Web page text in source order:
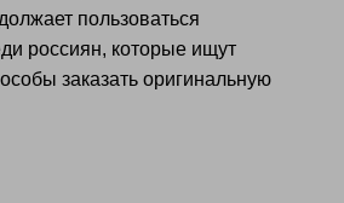
пользоваться
россиян, которые ищут
заказать оригинальную